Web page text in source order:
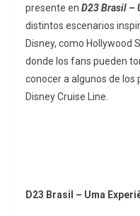
presente en D23 Brasil –
distintos escenarios
Disney, como Hollywood
donde los fans pueden
conocer a algunos de los
Disney Cruise Line.
D23 Brasil – Uma